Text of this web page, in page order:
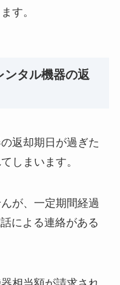
す。
ンタル機器の返
返却期日が過ぎた
しまいます。
が、一定期間経過
による連絡がある